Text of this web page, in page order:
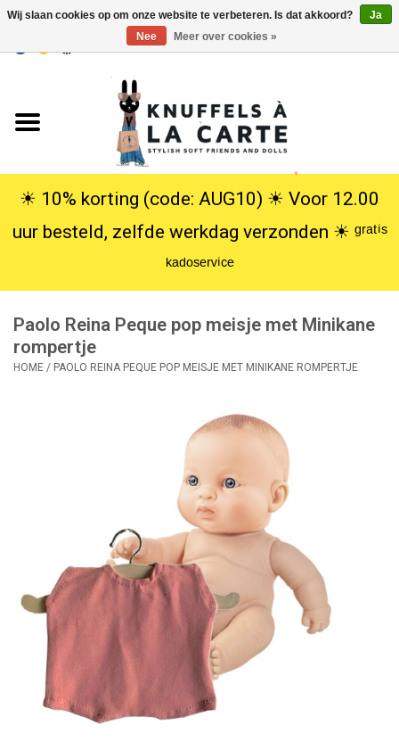
USD
Knuffels
Poppen
SALE
Cadeauservice
☀︎ 10% korting (code: AUG10) ☀︎ Voor 12.00
uur besteld, zelfde werkdag verzonden ☀︎ ᵍʳᵃᵗⁱˢ
ᵏᵃᵈᵒˢᵉʳᵛⁱᶜᵉ
Paolo Reina Peque pop meisje met Minikane
rompertje
HOME / PAOLO REINA PEQUE POP MEISJE MET MINIKANE ROMPERTJE
Wij slaan cookies op om onze website te verbeteren. Is dat akkoord?
Ja
Nee
Meer over cookies »